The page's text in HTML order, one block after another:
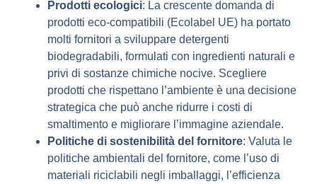
Prodotti ecologici: La crescente domanda di
prodotti eco-compatibili (Ecolabel UE) ha portato
molti fornitori a sviluppare detergenti
biodegradabili, formulati con ingredienti naturali e
privi di sostanze chimiche nocive. Scegliere
prodotti che rispettano l’ambiente è una decisione
strategica che può anche ridurre i costi di
smaltimento e migliorare l’immagine aziendale.
Politiche di sostenibilità del fornitore: Valuta le
politiche ambientali del fornitore, come l’uso di
materiali riciclabili negli imballaggi, l’efficienza